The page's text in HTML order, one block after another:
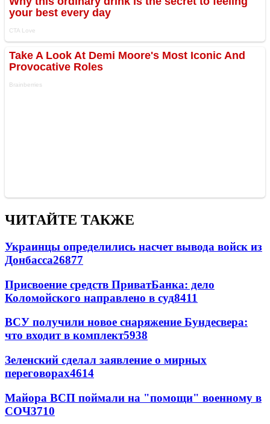
ЧИТАЙТЕ ТАКЖЕ
Украинцы определились насчет вывода войск из
Донбасса26877
Присвоение средств ПриватБанка: дело
Коломойского направлено в суд8411
ВСУ получили новое снаряжение Бундесвера:
что входит в комплект5938
Зеленский сделал заявление о мирных
переговорах4614
Майора ВСП поймали на "помощи" военному в
СОЧ3710